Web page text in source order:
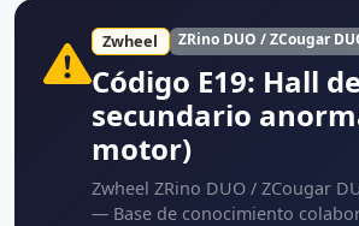
Zwheel ZRino DUO / ZCougar
Código E19: Hall
secundario
motor)
Zwheel ZRino DUO / ZCougar
— Base de conocimiento